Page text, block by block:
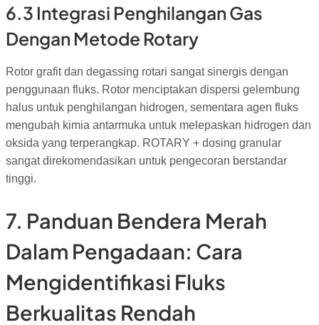
6.3 Integrasi Penghilangan Gas
Dengan Metode Rotary
Rotor grafit dan degassing rotari sangat sinergis dengan
penggunaan fluks. Rotor menciptakan dispersi gelembung
halus untuk penghilangan hidrogen, sementara agen fluks
mengubah kimia antarmuka untuk melepaskan hidrogen dan
oksida yang terperangkap. ROTARY + dosing granular
sangat direkomendasikan untuk pengecoran berstandar
tinggi.
7. Panduan Bendera Merah
Dalam Pengadaan: Cara
Mengidentifikasi Fluks
Berkualitas Rendah